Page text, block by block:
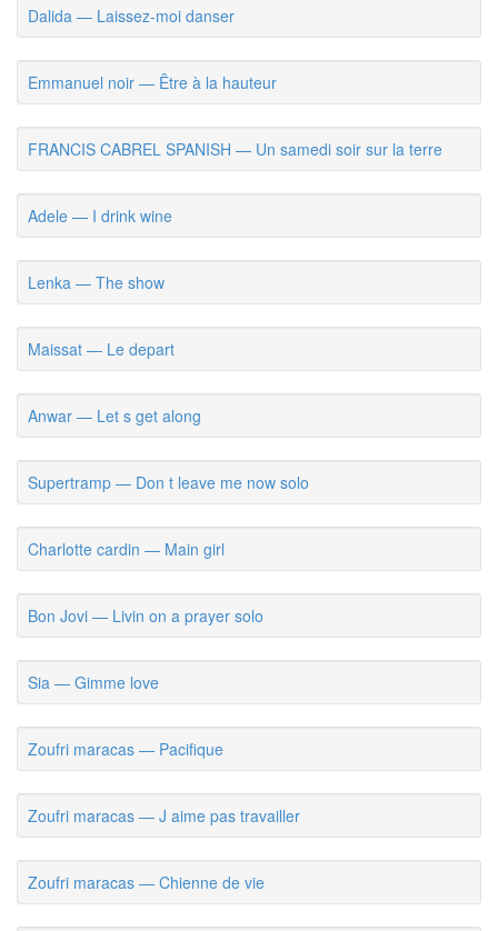
Dalida — Laissez-moi danser
Emmanuel noir — Être à la hauteur
FRANCIS CABREL SPANISH — Un samedi soir sur la terre
Adele — I drink wine
Lenka — The show
Maissat — Le depart
Anwar — Let s get along
Supertramp — Don t leave me now solo
Charlotte cardin — Main girl
Bon Jovi — Livin on a prayer solo
Sia — Gimme love
Zoufri maracas — Pacifique
Zoufri maracas — J aime pas travailler
Zoufri maracas — Chienne de vie